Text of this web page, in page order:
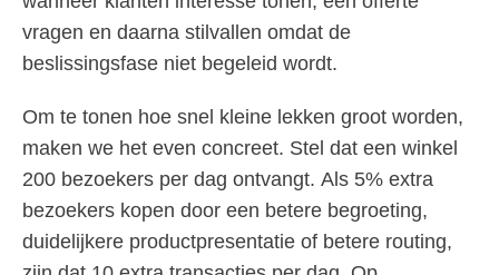
vragen en daarna stilvallen omdat de
beslissingsfase niet begeleid wordt.
Om te tonen hoe snel kleine lekken groot worden,
maken we het even concreet. Stel dat een winkel
200 bezoekers per dag ontvangt. Als 5% extra
bezoekers kopen door een betere begroeting,
duidelijkere productpresentatie of betere routing,